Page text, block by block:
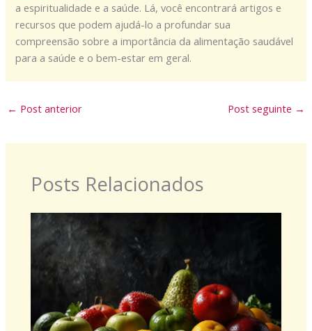
a espiritualidade e a saúde. Lá, você encontrará artigos e
recursos que podem ajudá-lo a profundar sua
compreensão sobre a importância da alimentação saudável
para a saúde e o bem-estar em geral.
← Post anterior Post seguinte →
Posts Relacionados